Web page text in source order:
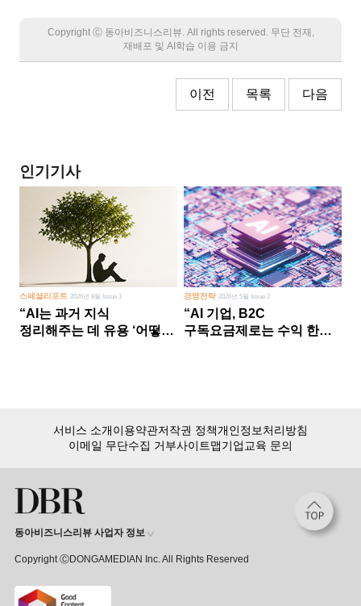
Copyright Ⓒ 동아비즈니스리뷰. All rights reserved. 무단 전재,
재배포 및 AI학습 이용 금지
이전 목록 다음
인기기사
스페셜리포트 2026년 8월 Issue 1
“AI는 과거 지식
정리해주는 데 유용 ‘어떻게
경영전략 2026년 5월 Issue 2
“AI 기업, B2C
구독요금제로는 수익 한계
15,000여 건의 DBR 콘텐츠를
서비스 소개이용약관저작권 정책개인정보처리방침
이메일 무단수집 거부사이트맵기업교육 문의
동아비즈니스리뷰 사업자 정보
Copyright ⒸDONGAMEDIAN Inc. All Rights Reserved